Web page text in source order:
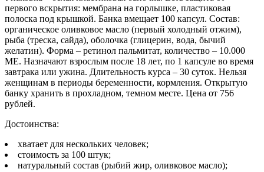
первого вскрытия: мембрана на горлышке, пластиковая
полоска под крышкой. Банка вмещает 100 капсул. Состав:
органическое оливковое масло (первый холодный отжим),
рыба (треска, сайда), оболочка (глицерин, вода, бычий
желатин). Форма – ретинол пальмитат, количество – 10.000
МЕ. Назначают взрослым после 18 лет, по 1 капсуле во время
завтрака или ужина. Длительность курса – 30 суток. Нельзя
женщинам в периоды беременности, кормления. Открытую
банку хранить в прохладном, темном месте. Цена от 756
рублей.
Достоинства:
хватает для нескольких человек;
стоимость за 100 штук;
натуральный состав (рыбий жир, оливковое масло);